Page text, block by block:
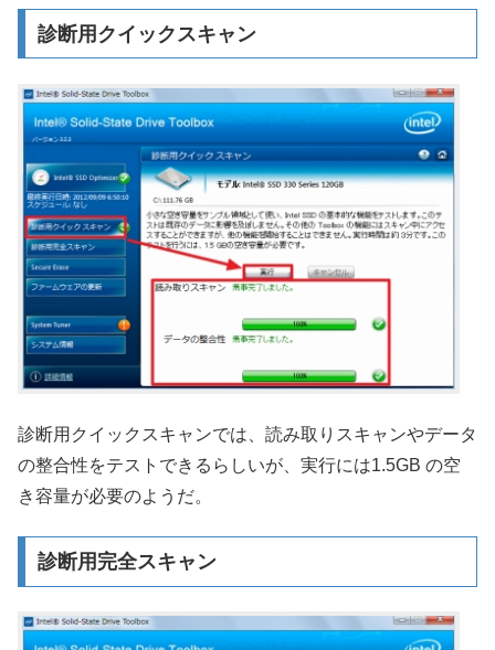
診断用クイックスキャン
診断用クイックスキャンでは、読み取りスキャンやデータ
の整合性をテストできるらしいが、実行には1.5GB の空
き容量が必要のようだ。
診断用完全スキャン